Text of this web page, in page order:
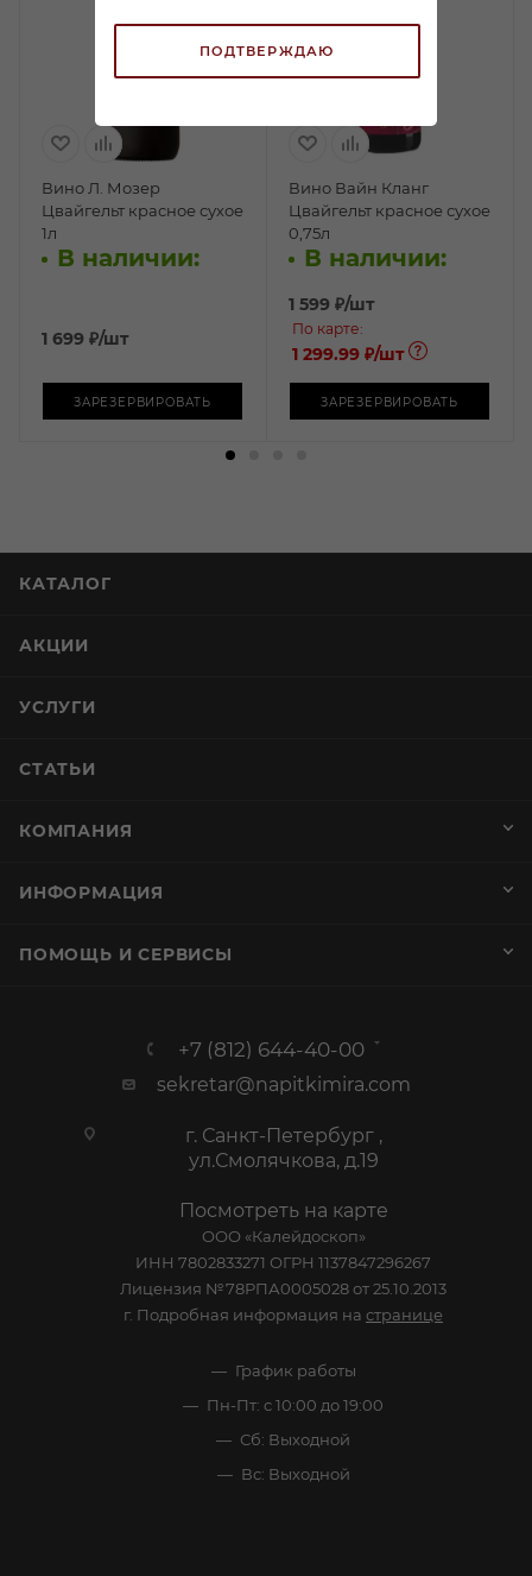
ПОДТВЕРЖДАЮ
Вино Л. Мозер
Цвайгельт красное сухое
1л
В наличии:
1 699 ₽/шт
ЗАРЕЗЕРВИРОВАТЬ
Вино Вайн Кланг
Цвайгельт красное сухое
0,75л
В наличии:
1 599 ₽/шт
По карте:
1 299.99 ₽/шт
ЗАРЕЗЕРВИРОВАТЬ
КАТАЛОГ
АКЦИИ
УСЛУГИ
СТАТЬИ
КОМПАНИЯ
ИНФОРМАЦИЯ
ПОМОЩЬ И СЕРВИСЫ
+7 (812) 644-40-00
sekretar@napitkimira.com
г. Санкт-Петербург ,
ул.Смолячкова, д.19
Посмотреть на карте
ООО «Калейдоскоп»
ИНН 7802833271 ОГРН 1137847296267
Лицензия №78РПА0005028 от 25.10.2013
г. Подробная информация на странице
График работы
Пн-Пт: с 10:00 до 19:00
Сб: Выходной
Вс: Выходной